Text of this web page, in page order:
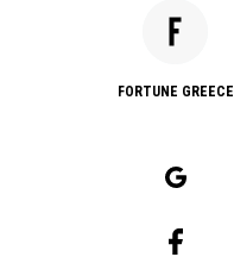
FORTUNE GREECE